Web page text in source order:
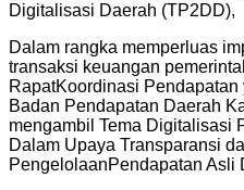
Digitalisasi Daerah (TP2DD),
Dalam rangka memperluas
transaksi keuangan
RapatKoordinasi
Badan Pendapatan Daerah
mengambil Tema Digitalisasi
Dalam Upaya Transparansi
PengelolaanPendapatan Asli